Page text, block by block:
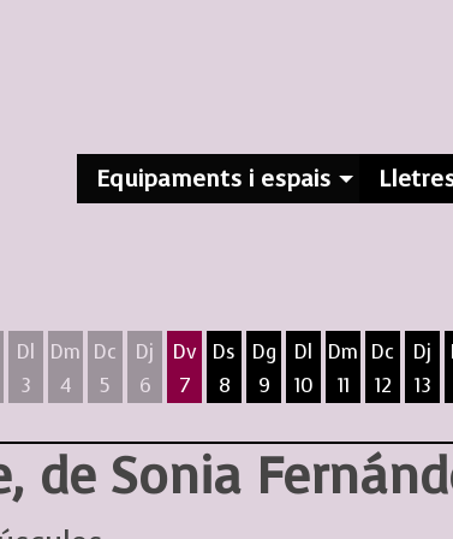
Equipaments i espais
Dl
3
Dm
4
Dc
5
Dj
6
Dv
7
Ds
8
Dg
9
Dl
10
Dm
11
Dc
12
Dj
13
de Sonia